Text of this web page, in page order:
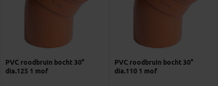
PVC roodbruin bocht 30°
dia.125 1 mof
PVC roodbruin bocht 30°
dia.110 1 mof